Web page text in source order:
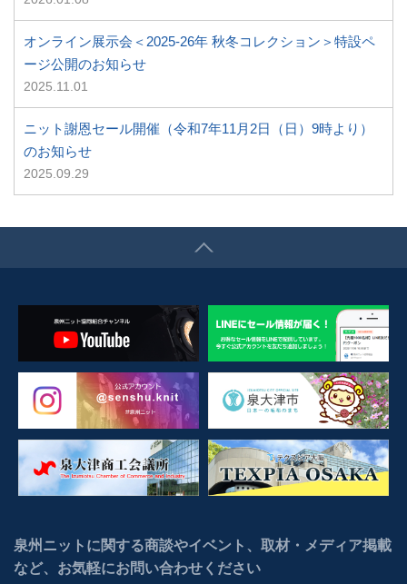
オンライン展示会＜2025-26年 秋冬コレクション＞特設ペ
ージ公開のお知らせ
2025.11.01
ニット謝恩セール開催（令和7年11月2日（日）9時より）
のお知らせ
2025.09.29
泉州ニットに関する商談やイベント、取材・メディア掲載
など、お気軽にお問い合わせください